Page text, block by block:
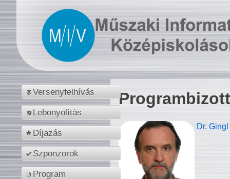
Versenyfelhívás
Lebonyolítás
Díjazás
Szponzorok
Program
Dr.